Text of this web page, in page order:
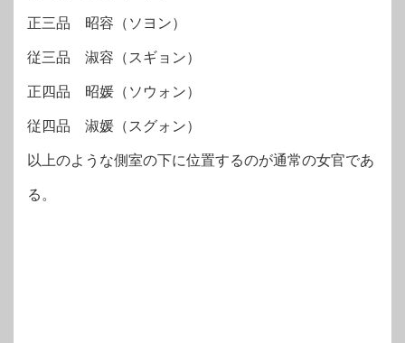
正三品 昭容（ソヨン）
従三品 淑容（スギョン）
正四品 昭媛（ソウォン）
従四品 淑媛（スグォン）
以上のような側室の下に位置するのが通常の女官であ
る。